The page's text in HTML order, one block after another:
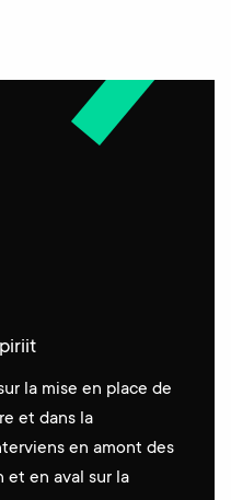
la mise en place de
et dans la
en amont des
et en aval sur la